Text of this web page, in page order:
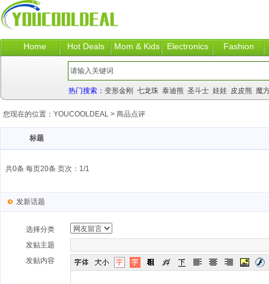
Home Hot Deals Mom & Kids Electronics Fashion
热门搜索： 变形金刚 七龙珠 泰迪熊 圣斗士 娃娃 皮皮熊 魔
您现在的位置： YOUCOOLDEAL > 商品点评
标题
共0条 每页20条 页次：1/1
发新话题
选择分类
发贴主题
发贴内容